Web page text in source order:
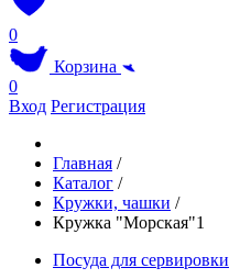
0
Корзина
0
Вход Регистрация
Главная /
Каталог /
Кружки, чашки /
Кружка "Морская"1
Посуда для сервировки